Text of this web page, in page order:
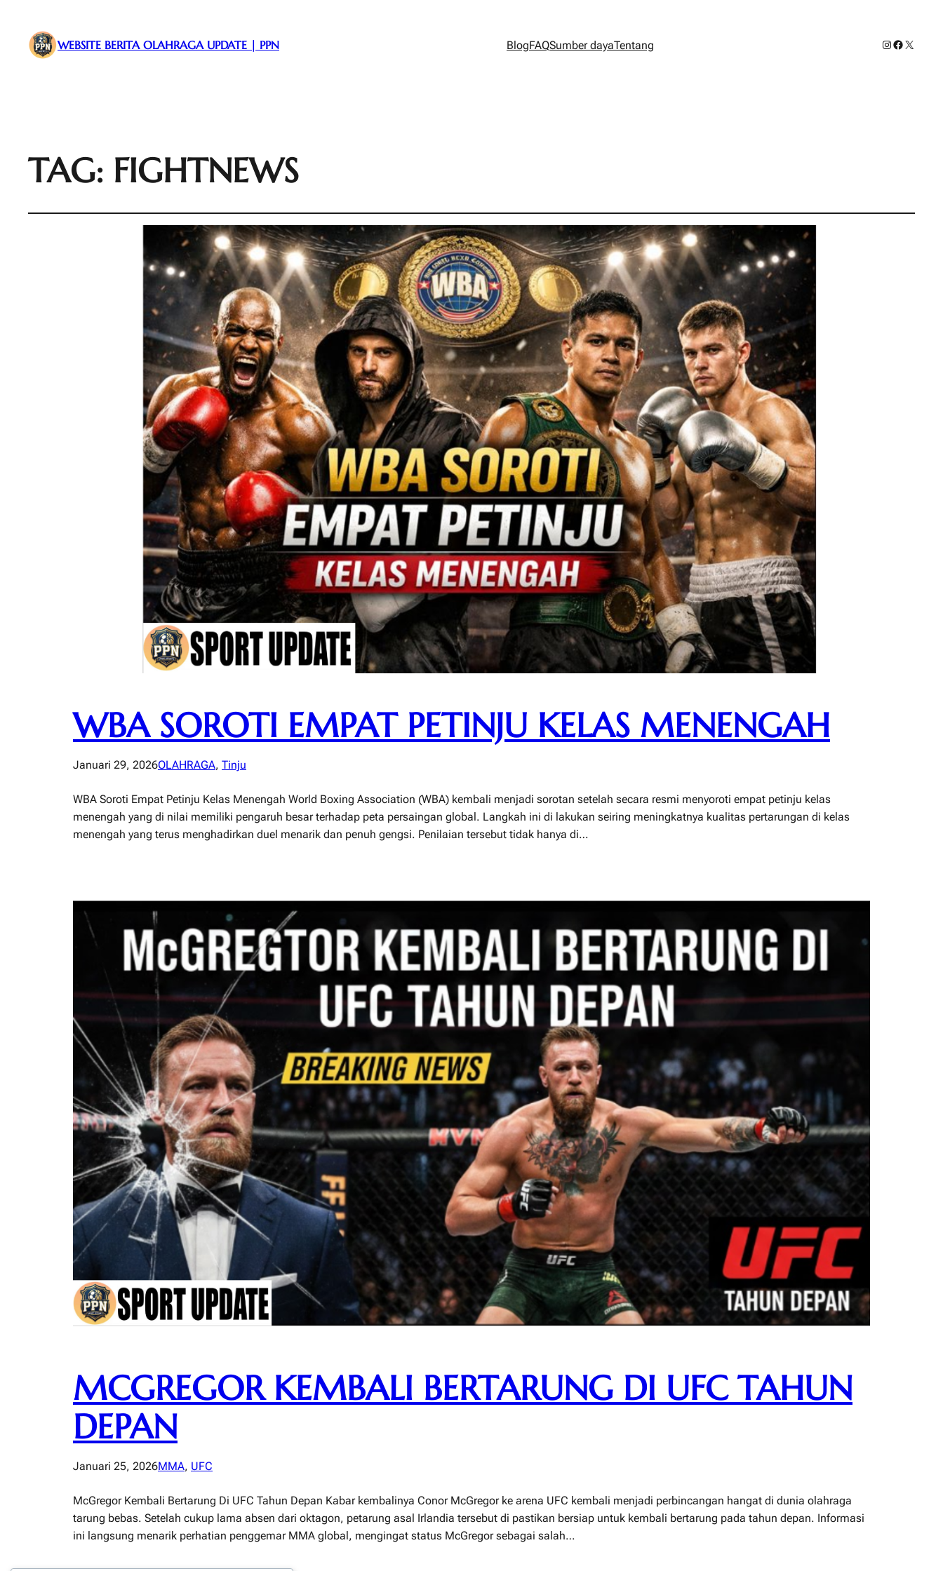
WEBSITE BERITA OLAHRAGA UPDATE | PPN BlogFAQSumber dayaTentang Instagram
Facebook
X
TAG: FIGHTNEWS
WBA SOROTI EMPAT PETINJU KELAS MENENGAH
Januari 29, 2026OLAHRAGA, Tinju
WBA Soroti Empat Petinju Kelas Menengah World Boxing Association (WBA) kembali menjadi sorotan setelah secara resmi menyoroti empat petinju kelas
menengah yang di nilai memiliki pengaruh besar terhadap peta persaingan global. Langkah ini di lakukan seiring meningkatnya kualitas pertarungan di kelas
menengah yang terus menghadirkan duel menarik dan penuh gengsi. Penilaian tersebut tidak hanya di…
MCGREGOR KEMBALI BERTARUNG DI UFC TAHUN
DEPAN
Januari 25, 2026MMA, UFC
McGregor Kembali Bertarung Di UFC Tahun Depan Kabar kembalinya Conor McGregor ke arena UFC kembali menjadi perbincangan hangat di dunia olahraga
tarung bebas. Setelah cukup lama absen dari oktagon, petarung asal Irlandia tersebut di pastikan bersiap untuk kembali bertarung pada tahun depan. Informasi
ini langsung menarik perhatian penggemar MMA global, mengingat status McGregor sebagai salah…